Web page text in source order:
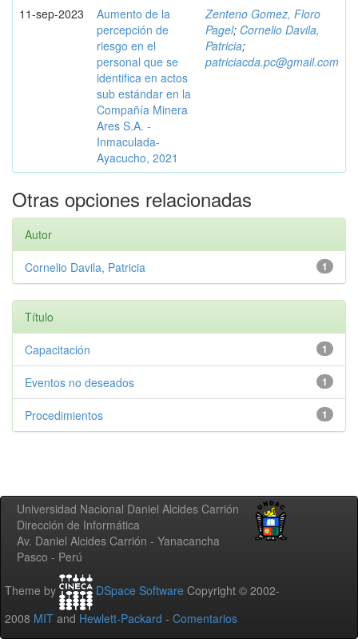
11-sep-2023
Aumento de la
percepción de
riesgo en el
personal que se
identifica en actos
sub estándar en la
Compañía Minera
Ares S.A. -
Inmaculada-
Ayacucho, 2021
Zenteno Gomez, Floro
Pagel; Cornelio Davila,
Patricia;
patriciacda.pc@gmail.com
Otras opciones relacionadas
Autor
1
Cornelio Davila, Patricia
Título
1
Capacitación
1
Eventos no deseados
1
Procedimientos
Universidad Nacional Daniel Alcides Carrión
Dirección de Informática
Av. Daniel Alcides Carrión - Yanacancha
Pasco - Perú
Theme by DSpace Software Copyright © 2002-
2008 MIT and Hewlett-Packard - Comentarios